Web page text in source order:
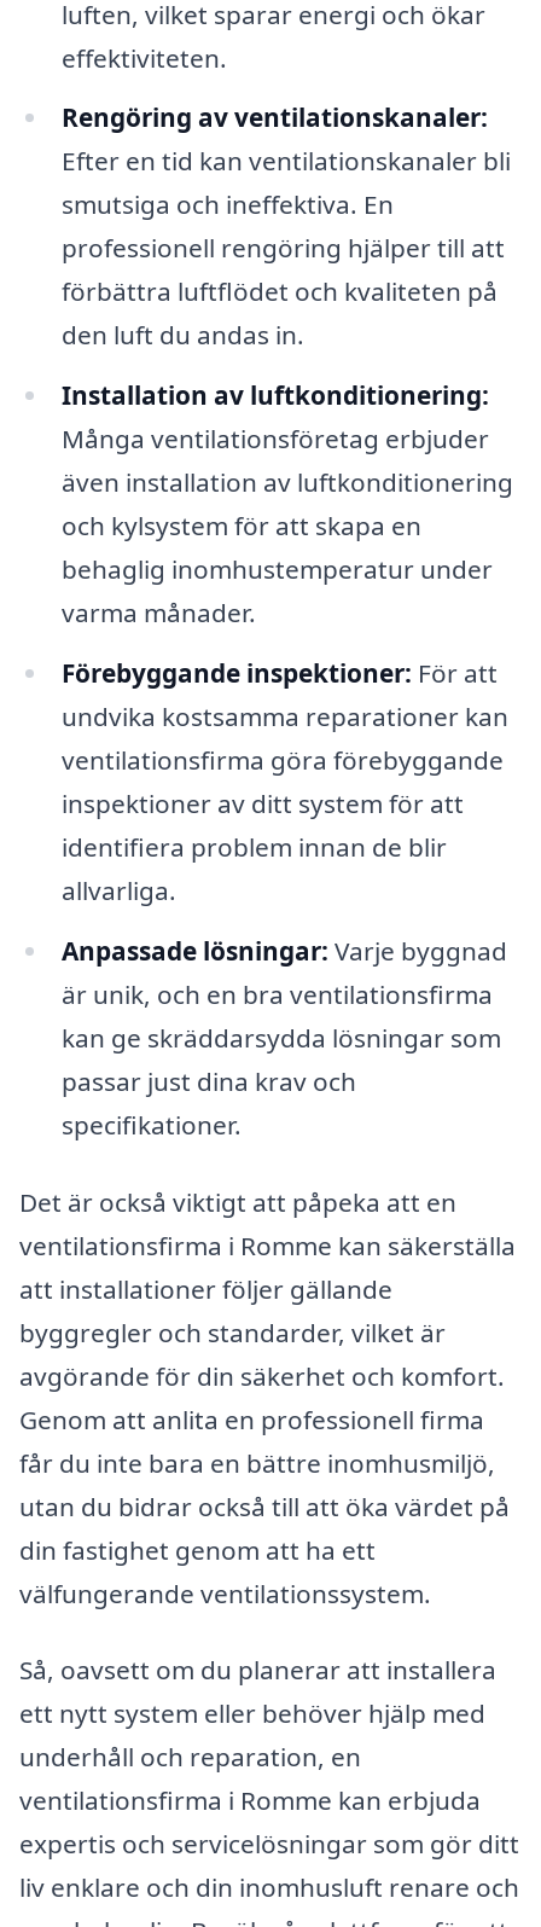
luften, vilket sparar energi och ökar
effektiviteten.
Rengöring av ventilationskanaler:
Efter en tid kan ventilationskanaler bli
smutsiga och ineffektiva. En
professionell rengöring hjälper till att
förbättra luftflödet och kvaliteten på
den luft du andas in.
Installation av luftkonditionering:
Många ventilationsföretag erbjuder
även installation av luftkonditionering
och kylsystem för att skapa en
behaglig inomhustemperatur under
varma månader.
Förebyggande inspektioner: För att
undvika kostsamma reparationer kan
ventilationsfirma göra förebyggande
inspektioner av ditt system för att
identifiera problem innan de blir
allvarliga.
Anpassade lösningar: Varje byggnad
är unik, och en bra ventilationsfirma
kan ge skräddarsydda lösningar som
passar just dina krav och
specifikationer.
Det är också viktigt att påpeka att en
ventilationsfirma i Romme kan säkerställa
att installationer följer gällande
byggregler och standarder, vilket är
avgörande för din säkerhet och komfort.
Genom att anlita en professionell firma
får du inte bara en bättre inomhusmiljö,
utan du bidrar också till att öka värdet på
din fastighet genom att ha ett
välfungerande ventilationssystem.
Så, oavsett om du planerar att installera
ett nytt system eller behöver hjälp med
underhåll och reparation, en
ventilationsfirma i Romme kan erbjuda
expertis och servicelösningar som gör ditt
liv enklare och din inomhusluft renare och